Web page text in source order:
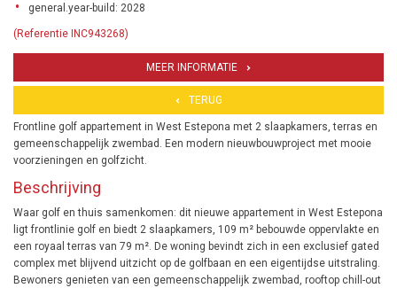
general.year-build: 2028
(Referentie INC943268)
MEER INFORMATIE
TERUG
Frontline golf appartement in West Estepona met 2 slaapkamers, terras en
gemeenschappelijk zwembad. Een modern nieuwbouwproject met mooie
voorzieningen en golfzicht.
Beschrijving
Waar golf en thuis samenkomen: dit nieuwe appartement in West Estepona
ligt frontlinie golf en biedt 2 slaapkamers, 109 m² bebouwde oppervlakte en
een royaal terras van 79 m². De woning bevindt zich in een exclusief gated
complex met blijvend uitzicht op de golfbaan en een eigentijdse uitstraling.
Bewoners genieten van een gemeenschappelijk zwembad, rooftop chill-out